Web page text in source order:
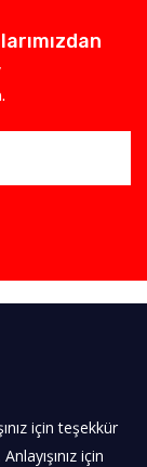
için teşekkür
için